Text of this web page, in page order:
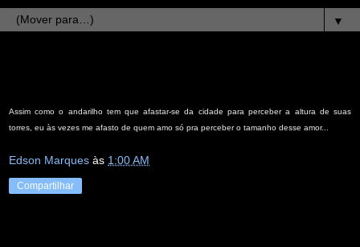
▼
Assim como o andarilho tem que afastar-se da cidade para perceber a altura de suas
torres, eu às vezes me afasto de quem amo só pra perceber o tamanho desse amor...
Edson Marques às 1:00 AM
Compartilhar